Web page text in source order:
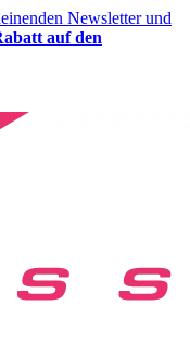
Newsletter und
auf den